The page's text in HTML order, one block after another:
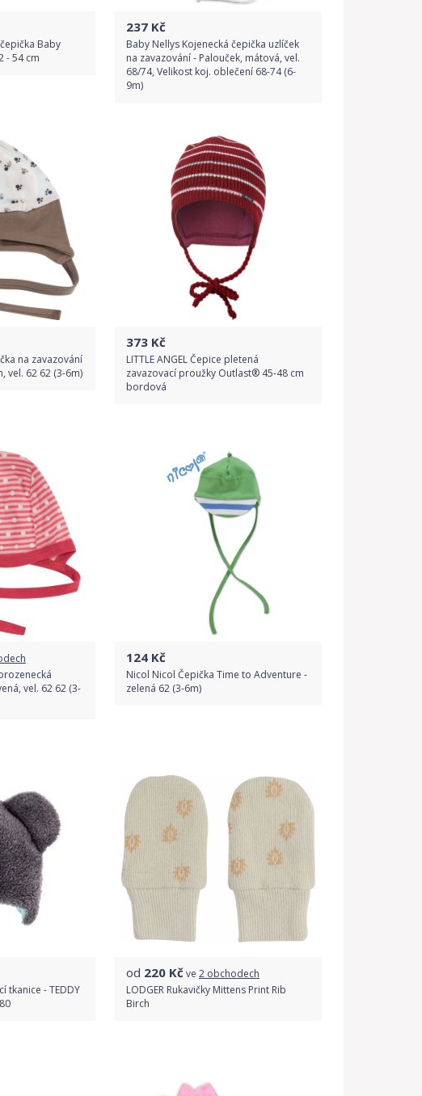
Baby
- 54 cm
237 Kč
Baby Nellys Kojenecká čepička uzlíček
na zavazování - Palouček, mátová, vel.
68/74, Velikost koj. oblečení 68-74 (6-
9m)
Do obchodu
Detail produktu
na zavazování
vel. 62 62 (3-6m)
373 Kč
LITTLE ANGEL Čepice pletená
zavazovací proužky Outlast® 45-48 cm
bordová
Detail produktu
vel. 62 62 (3-
124 Kč
Nicol Nicol Čepička Time to Adventure -
zelená 62 (3-6m)
Detail produktu
tkanice - TEDDY
od 220 Kčve 2 obchodech
LODGER Rukavičky Mittens Print Rib
Birch